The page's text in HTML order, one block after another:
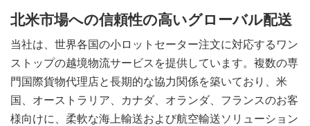
北米市場への信頼性の高いグローバル配送
当社は、世界各国の小ロットセーター注文に対応するワン
ストップの越境物流サービスを提供しています。複数の専
門国際貨物代理店と長期的な協力関係を築いており、米
国、オーストラリア、カナダ、オランダ、フランスのお客
様向けに、柔軟な海上輸送および航空輸送ソリューション